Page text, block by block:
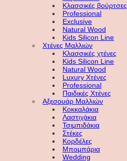
Κλασσικές βούρτσες
Professional
Exclusive
Natural Wood
Kids Silicon Line
Χτένες Μαλλιών
Κλασσικές χτένες
Kids Silicon Line
Natural Wood
Luxury Χτένες
Professional
Παιδικές Χτένες
Αξεσουάρ Μαλλιών
Κοκκαλάκια
Λαστιχάκια
Τσιμπιδάκια
Στέκες
Κορδέλες
Μπομπάρια
Wedding